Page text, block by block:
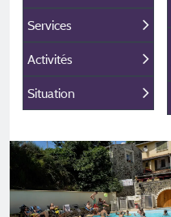
Services
Activités
Situation